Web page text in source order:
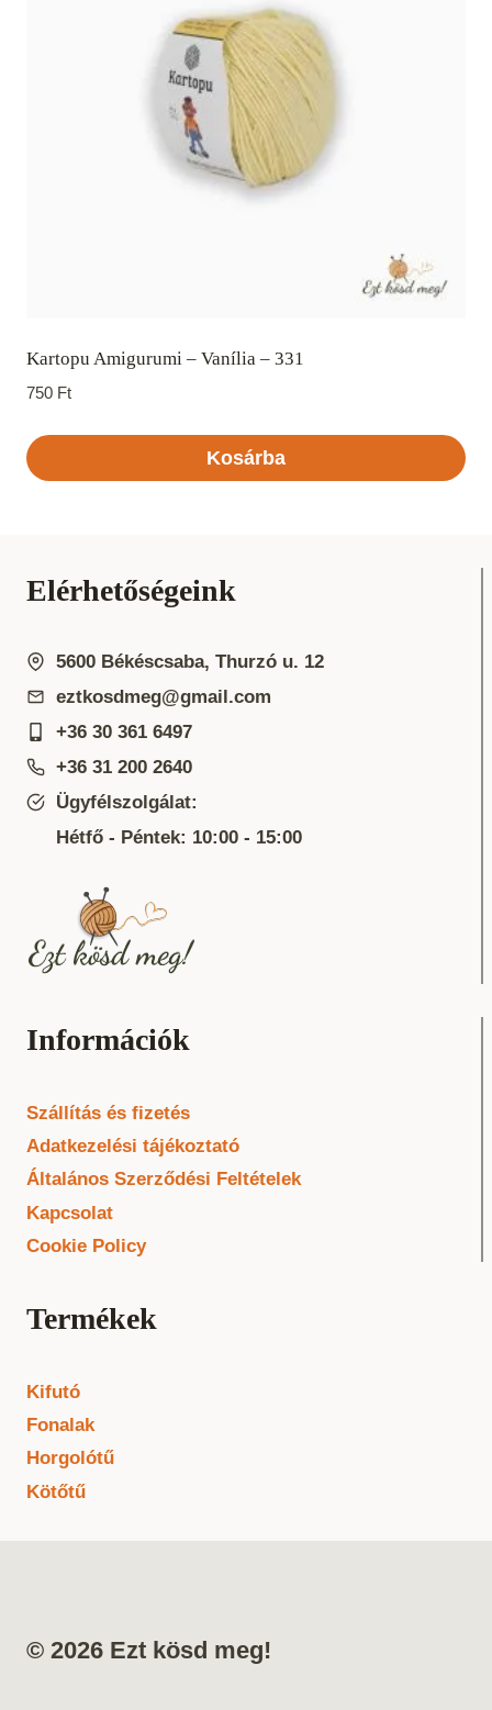
Kartopu Amigurumi – Vanília – 331
750 Ft
Kosárba
Elérhetőségeink
5600 Békéscsaba, Thurzó u. 12
eztkosdmeg@gmail.com
+36 30 361 6497
+36 31 200 2640
Ügyfélszolgálat:
Hétfő - Péntek: 10:00 - 15:00
Információk
Szállítás és fizetés
Adatkezelési tájékoztató
Általános Szerződési Feltételek
Kapcsolat
Cookie Policy
Termékek
Kifutó
Fonalak
Horgolótű
Kötőtű
© 2026 Ezt kösd meg!